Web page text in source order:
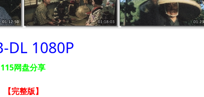
DL 1080P
115网盘分享
【完整版】